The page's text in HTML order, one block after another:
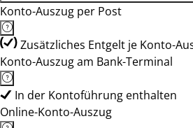
Konto-Auszug per Post
Zusätzliches Entgelt je Konto-
Konto-Auszug am Bank-Terminal
In der Kontoführung enthalten
Online-Konto-Auszug